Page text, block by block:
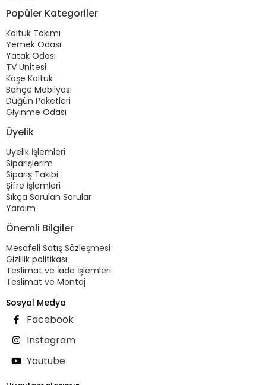
Popüler Kategoriler
Koltuk Takımı
Yemek Odası
Yatak Odası
TV Ünitesi
Köşe Koltuk
Bahçe Mobilyası
Düğün Paketleri
Giyinme Odası
Üyelik
Üyelik İşlemleri
Siparişlerim
Sipariş Takibi
Şifre İşlemleri
Sıkça Sorulan Sorular
Yardım
Önemli Bilgiler
Mesafeli Satış Sözleşmesi
Gizlilik politikası
Teslimat ve İade İşlemleri
Teslimat ve Montaj
Sosyal Medya
Facebook
Instagram
Youtube